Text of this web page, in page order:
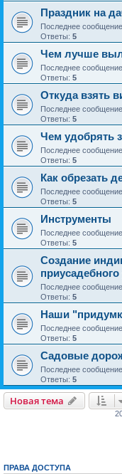
Праздник на
Последнее сообщение
Ответы: 5
Чем лучше
Последнее сообщение
Ответы: 5
Откуда взять
Последнее сообщение
Ответы: 5
Чем удобрять
Последнее сообщение
Ответы: 5
Как обрезать
Последнее сообщение
Ответы: 5
Инструменты
Последнее сообщение
Ответы: 5
Создание
приусадебного
Последнее сообщение
Ответы: 5
Наши
Последнее сообщение
Ответы: 5
Садовые
Последнее сообщение
Ответы: 5
Новая тема
ПРАВА ДОСТУПА